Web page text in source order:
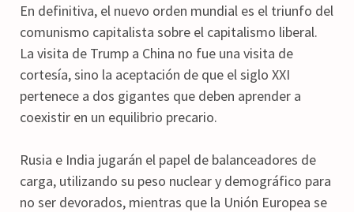
En definitiva, el nuevo orden mundial es el triunfo del
comunismo capitalista sobre el capitalismo liberal.
La visita de Trump a China no fue una visita de
cortesía, sino la aceptación de que el siglo XXI
pertenece a dos gigantes que deben aprender a
coexistir en un equilibrio precario.
Rusia e India jugarán el papel de balanceadores de
carga, utilizando su peso nuclear y demográfico para
no ser devorados, mientras que la Unión Europea se